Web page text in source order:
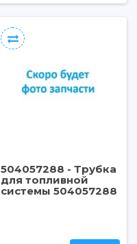
504057288 - Трубка
для топливной
системы 504057288